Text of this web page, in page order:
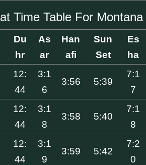
Time Table For Montana
Du
hr
As
ar
Han
afi
Sun
Set
Es
ha
12:
44
3:1
6
3:56 5:39
7:1
7
12:
44
3:1
8
3:58 5:40
7:1
8
12:
44
3:1
9
3:59 5:42
7:2
0